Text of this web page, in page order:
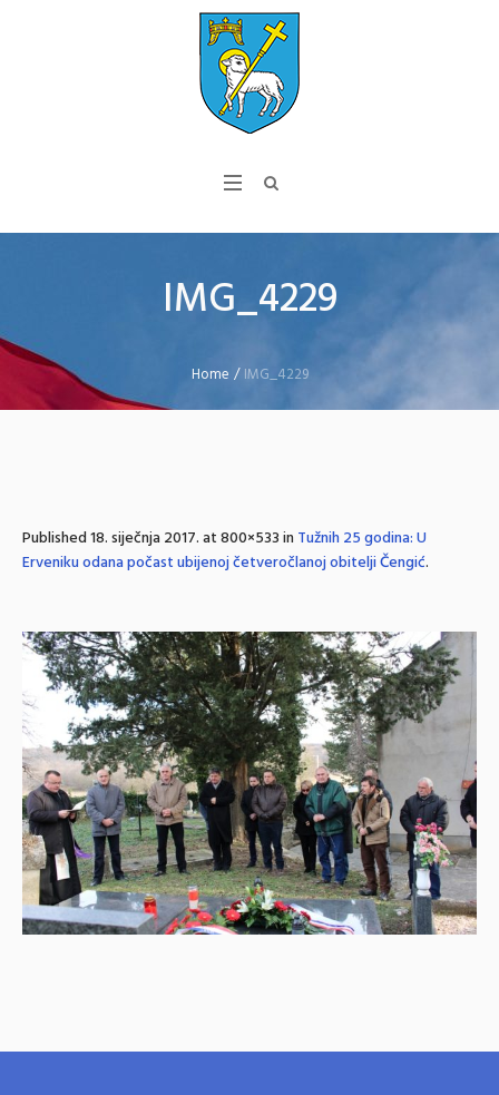
IMG_4229
Home /IMG_4229
Published18. siječnja 2017.at 800×533 inTužnih 25 godina: U
Erveniku odana počast ubijenoj četveročlanoj obitelji Čengić.